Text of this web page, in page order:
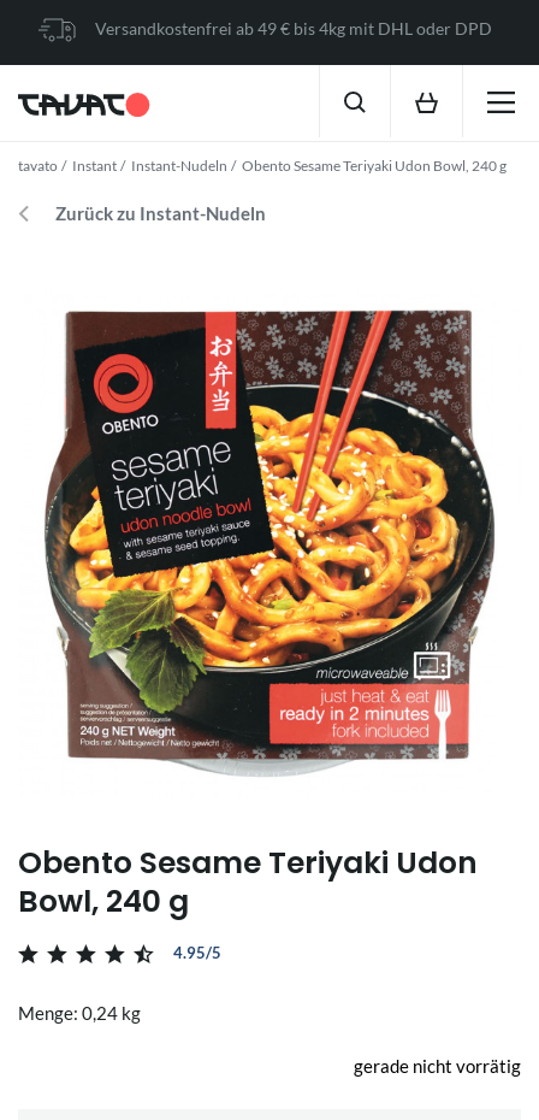
Versandkostenfrei ab 49 € bis 4kg mit DHL oder DPD
tavato Instant Instant-Nudeln Obento Sesame Teriyaki Udon Bowl, 240 g
Zurück zu Instant-Nudeln
Obento Sesame Teriyaki Udon
Bowl, 240 g
4.95/5
Menge: 0,24 kg
gerade nicht vorrätig